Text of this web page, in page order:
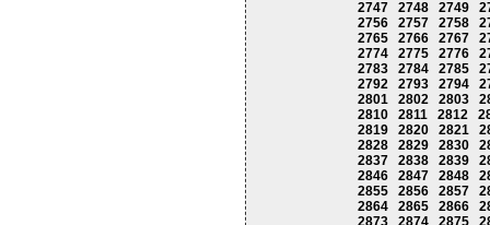
2747
2748 2749
2756
2757 2758
2765
2766 2767
2774
2775 2776
2783
2784 2785
2792
2793 2794
2801
2802 2803
2810
2811 2812
2819
2820 2821
2828
2829 2830
2837
2838 2839
2846
2847 2848
2855
2856 2857
2864
2865 2866